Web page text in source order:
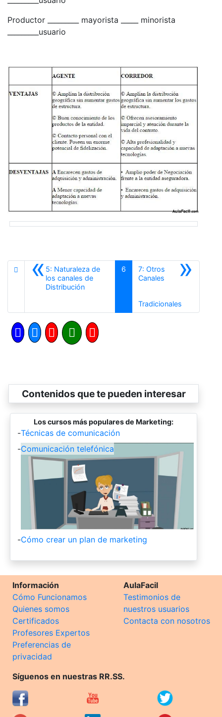
Productor _________ mayorista _____ minorista
_________usuario
«5: Naturaleza de
los canales de
DistribuciónAnterior
6 »
7: Otros
Canales
Tradicionales
Contenidos que te pueden interesar
Los cursos más populares de Marketing:
-Técnicas de comunicación
-Comunicación telefónica
-Cómo crear un plan de marketing
Información
Cómo Funcionamos
Quienes somos
Certificados
Profesores Expertos
Preferencias de
privacidad
AulaFacil
Testimonios de
nuestros usuarios
Contacta con nosotros
Síguenos en nuestras RR.SS.